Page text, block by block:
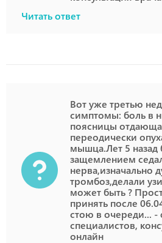
Читать ответ
Вот уже третью
симптомы: боль в
поясницы
переодически
мышца.Лет 5 назад
защемлением
нерва,изначально
тромбоз,делали
может быть ?
принять после
стою в очереди... -
специалистов,
онлайн